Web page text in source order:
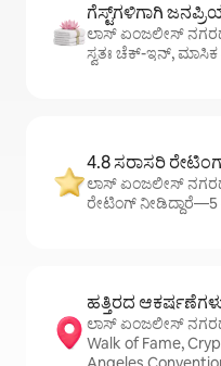
ಗೆಸ್ಟ್‌ಗಳಿಗಾಗಿ
ಲಾಸ್ ಏಂಜಲೀಸ್
ಸ್ವತಃ ಚೆಕ್-ಇನ್, ಮಾಸಿಕ
4.8 ಸರಾಸರಿ
ಲಾಸ್ ಏಂಜಲೀಸ್
ರೇಟಿಂಗ್ ನೀಡಿದ್ದಾರೆ—5
ಹತ್ತಿರದ
ಲಾಸ್ ಏಂಜಲೀಸ್
Walk of Fame,